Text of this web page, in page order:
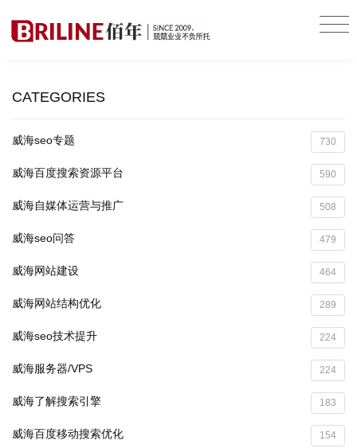
CATEGORIES
威海seo专题 730
威海百度搜索资源平台 590
威海自媒体运营与推广 508
威海seo问答 479
威海网站建设 464
威海网站结构优化 289
威海seo技术提升 224
威海服务器/VPS 224
威海了解搜索引擎 183
威海百度移动搜索优化 154